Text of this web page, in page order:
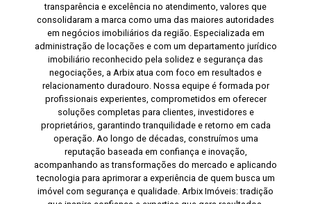
transparência e excelência no atendimento, valores que
consolidaram a marca como uma das maiores autoridades
em negócios imobiliários da região. Especializada em
administração de locações e com um departamento jurídico
imobiliário reconhecido pela solidez e segurança das
negociações, a Arbix atua com foco em resultados e
relacionamento duradouro. Nossa equipe é formada por
profissionais experientes, comprometidos em oferecer
soluções completas para clientes, investidores e
proprietários, garantindo tranquilidade e retorno em cada
operação. Ao longo de décadas, construímos uma
reputação baseada em confiança e inovação,
acompanhando as transformações do mercado e aplicando
tecnologia para aprimorar a experiência de quem busca um
imóvel com segurança e qualidade. Arbix Imóveis: tradição